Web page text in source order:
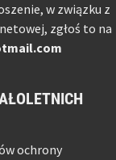
w związku z
zgłoś to na
ochrony